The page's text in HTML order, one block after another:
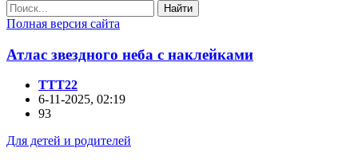
Найти
Полная версия сайта
Атлас звездного неба с наклейками
TTT22
6-11-2025, 02:19
93
Для детей и родителей